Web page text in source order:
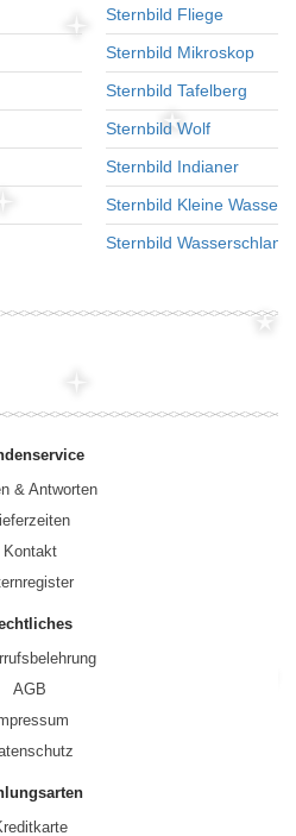
Sternbild Fliege
Sternbild Mikroskop
Sternbild Tafelberg
Sternbild Wolf
Sternbild Indianer
Sternbild Kleine
Sternbild
& Antworten
Kontakt
AGB